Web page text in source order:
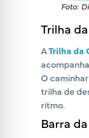
Foto:
Trilha
ATrilha da
O
trilha de
ritmo.
Barra